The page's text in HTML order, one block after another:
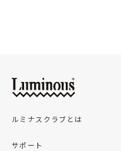
ルミナスクラブとは
サポート